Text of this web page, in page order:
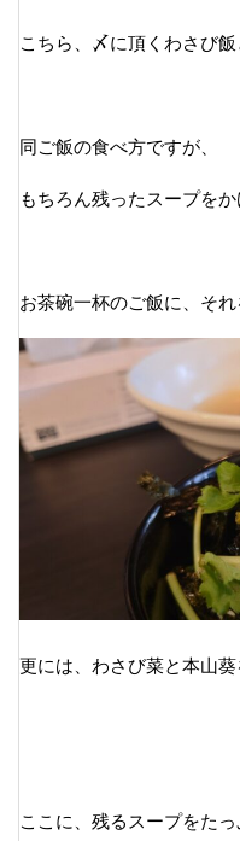
こちら、〆に頂くわさび
同ご飯の食べ方ですが、
もちろん残ったスープを
お茶碗一杯のご飯に、そ
更には、わさび菜と本山
ここに、残るスープをた